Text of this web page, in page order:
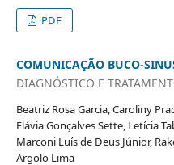
PDF
COMUNICAÇÃO BUCO-
DIAGNÓSTICO E
Beatriz Rosa Garcia, Caroliny
Flávia Gonçalves Sette, Letícia
Marconi Luís de Deus Júnior,
Argolo Lima